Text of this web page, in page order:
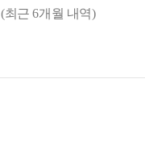
근 6개월 내역)